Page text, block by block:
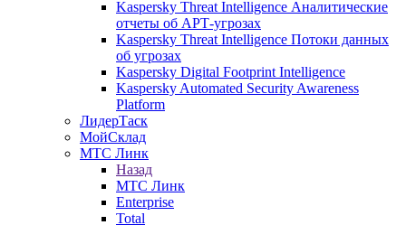
Kaspersky Threat Intelligence Аналитические
отчеты об АРТ-угрозах
Kaspersky Threat Intelligence Потоки данных
об угрозах
Kaspersky Digital Footprint Intelligence
Kaspersky Automated Security Awareness
Platform
ЛидерТаск
МойСклад
МТС Линк
Назад
МТС Линк
Enterprise
Total